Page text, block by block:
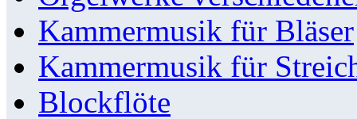
Kammermusik für Bläser
Kammermusik für
Blockflöte